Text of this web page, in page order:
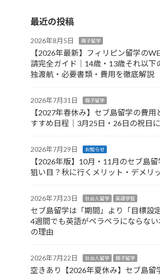
最近の投稿
2026年8月5日 親子留学
【2026年最新】フィリピン留学の
請完全ガイド｜14歳・13歳それ以下
独渡航・必要書類・費用を徹底解説
2026年7月31日 親子留学
【2027年春休み】セブ島留学の費用
すすめ日程｜3月25日・26日の祝日
2026年7月29日 お知らせ
【2026年版】10月・11月のセブ島留
狙い目？秋に行くメリット・デメリ
2026年7月23日 社会人留学 英語学習
セブ島留学は「期間」より「目標設定
4週間でも英語がペラペラにならない
の理由
2026年7月22日 社会人留学 親子留学
空きあり【2026年夏休み】セブ島留